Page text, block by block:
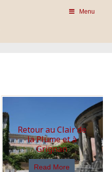
Menu
Retour au Clair de
la Plume et à
Grignan
Read More